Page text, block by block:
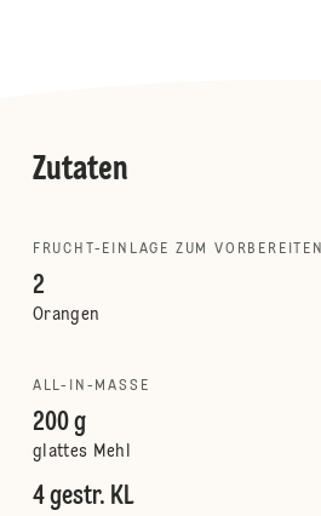
Zutaten
FRUCHT-EINLAGE ZUM VORBEREITEN
2
Orangen
ALL-IN-MASSE
200 g
glattes Mehl
4 gestr. KL